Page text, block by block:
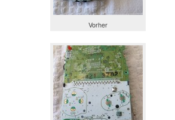
Vorher